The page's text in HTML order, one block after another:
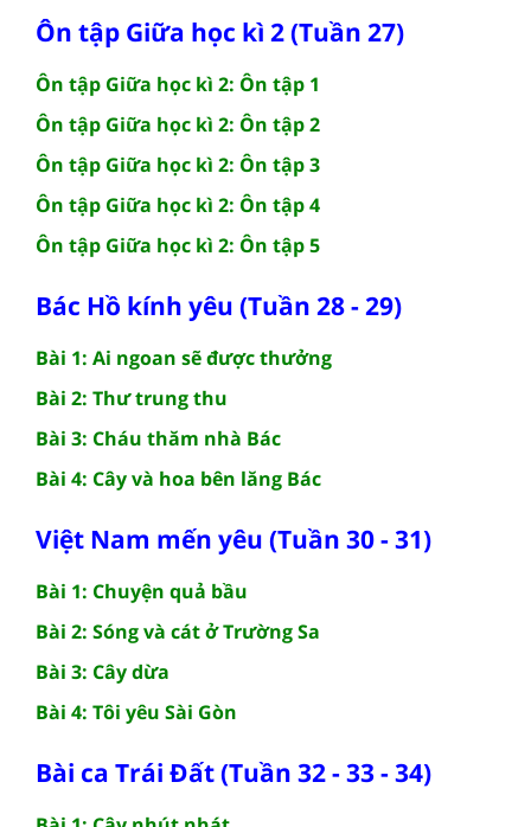
Ôn tập Giữa học kì 2 (Tuần 27)
Ôn tập Giữa học kì 2: Ôn tập 1
Ôn tập Giữa học kì 2: Ôn tập 2
Ôn tập Giữa học kì 2: Ôn tập 3
Ôn tập Giữa học kì 2: Ôn tập 4
Ôn tập Giữa học kì 2: Ôn tập 5
Bác Hồ kính yêu (Tuần 28 - 29)
Bài 1: Ai ngoan sẽ được thưởng
Bài 2: Thư trung thu
Bài 3: Cháu thăm nhà Bác
Bài 4: Cây và hoa bên lăng Bác
Việt Nam mến yêu (Tuần 30 - 31)
Bài 1: Chuyện quả bầu
Bài 2: Sóng và cát ở Trường Sa
Bài 3: Cây dừa
Bài 4: Tôi yêu Sài Gòn
Bài ca Trái Đất (Tuần 32 - 33 - 34)